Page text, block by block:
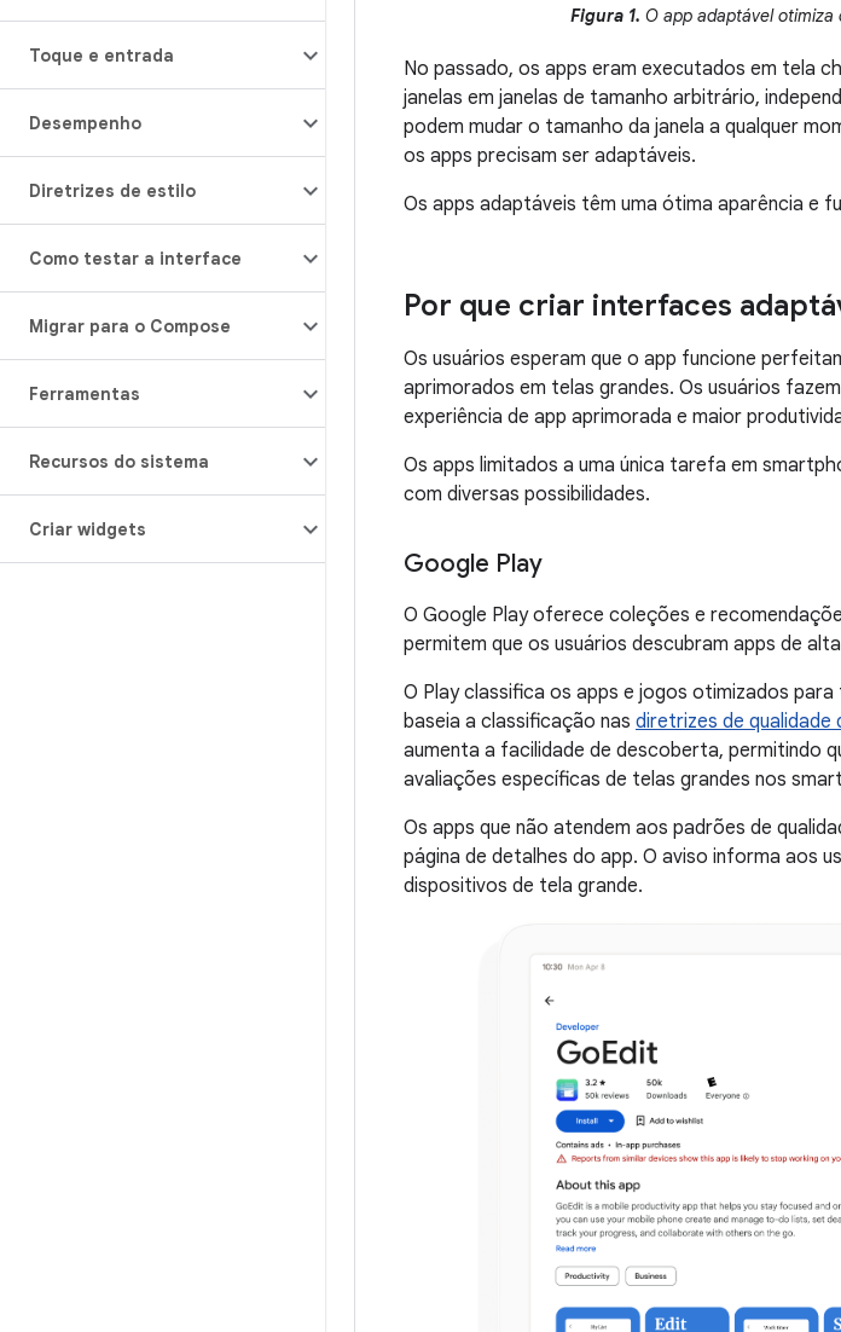
Toque e entrada
Desempenho
Diretrizes de estilo
Como testar a interface
Migrar para o Compose
Ferramentas
Recursos do sistema
Criar widgets
Figura 1. O app adaptável
No passado, os apps eram executados em tela
janelas em janelas de tamanho arbitrário,
podem mudar o tamanho da janela a qualquer
os apps precisam ser adaptáveis.
Os apps adaptáveis têm uma ótima aparência e
Por que criar interfaces
Os usuários esperam que o app funcione
aprimorados em telas grandes. Os usuários
experiência de app aprimorada e maior
Os apps limitados a uma única tarefa em
com diversas possibilidades.
Google Play
O Google Play oferece coleções e
permitem que os usuários descubram apps de
O Play classifica os apps e jogos otimizados
baseia a classificação nas diretrizes de qualidade
aumenta a facilidade de descoberta, permitindo
avaliações específicas de telas grandes nos
Os apps que não atendem aos padrões de
página de detalhes do app. O aviso informa aos
dispositivos de tela grande.